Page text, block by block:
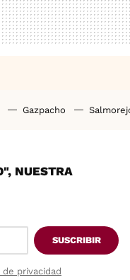
Gazpacho
NUESTRA
SUSCRIBIR
de privacidad